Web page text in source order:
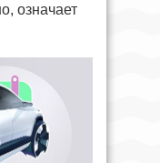
означает